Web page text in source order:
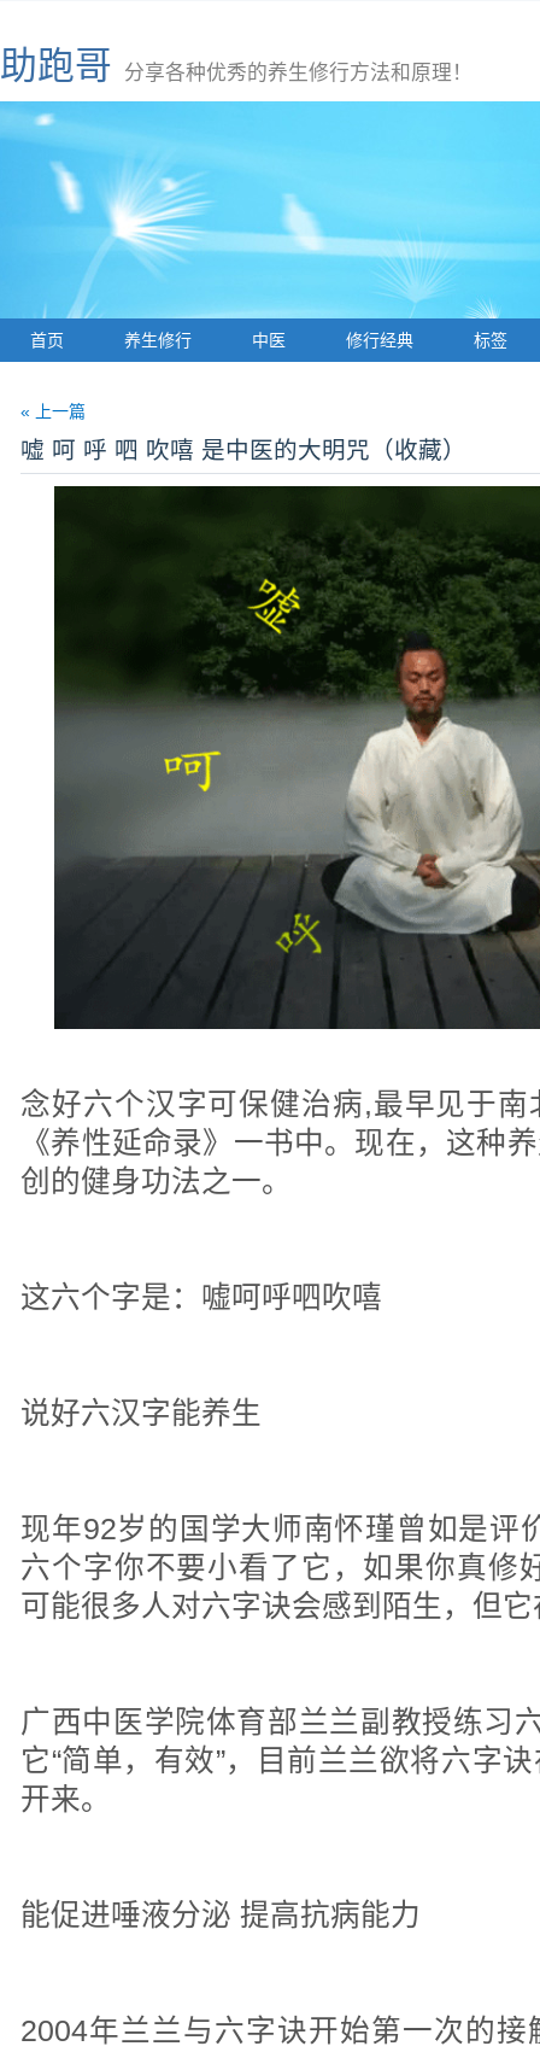
助跑哥 分享各种优秀的养生修行方法和原理！
首页 养生修行 中医 修行经典 标签
« 上一篇
嘘 呵 呼 呬 吹嘻 是中医的大明咒（收藏）
念好六个汉字可保健治病,最早见于
《养性延命录》一书中。现在，这种
创的健身功法之一。
这六个字是：嘘呵呼呬吹嘻
说好六汉字能养生
现年92岁的国学大师南怀瑾曾如是评
六个字你不要小看了它，如果你真修
可能很多人对六字诀会感到陌生，但它
广西中医学院体育部兰兰副教授练习
它“简单，有效”，目前兰兰欲将六字
开来。
能促进唾液分泌 提高抗病能力
2004年兰兰与六字诀开始第一次的